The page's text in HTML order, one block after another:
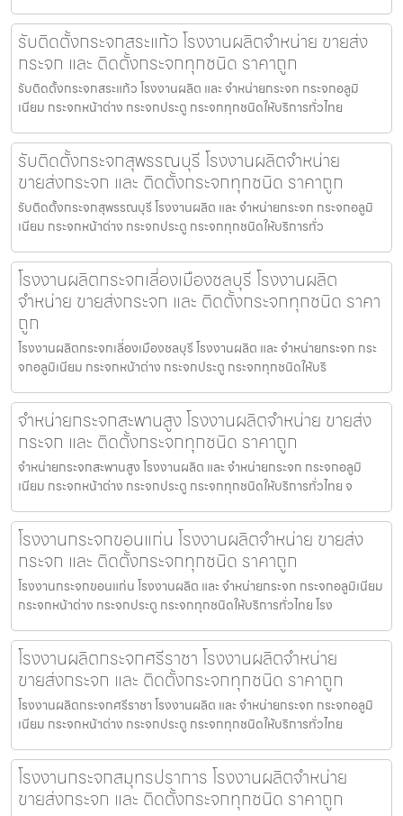
รับติดตั้งกระจกสระแก้ว โรงงานผลิตจำหน่าย ขายส่ง
กระจก และ ติดตั้งกระจกทุกชนิด ราคาถูก
รับติดตั้งกระจกสระแก้ว โรงงานผลิต และ จำหน่ายกระจก กระจกอลูมิ
เนียม กระจกหน้าต่าง กระจกประตู กระจกทุกชนิดให้บริการทั่วไทย
รับติดตั้งกระจกสุพรรณบุรี โรงงานผลิตจำหน่าย
ขายส่งกระจก และ ติดตั้งกระจกทุกชนิด ราคาถูก
รับติดตั้งกระจกสุพรรณบุรี โรงงานผลิต และ จำหน่ายกระจก กระจกอลูมิ
เนียม กระจกหน้าต่าง กระจกประตู กระจกทุกชนิดให้บริการทั่ว
โรงงานผลิตกระจกเลี่องเมืองชลบุรี โรงงานผลิต
จำหน่าย ขายส่งกระจก และ ติดตั้งกระจกทุกชนิด ราคา
ถูก
โรงงานผลิตกระจกเลี่องเมืองชลบุรี โรงงานผลิต และ จำหน่ายกระจก กระ
จกอลูมิเนียม กระจกหน้าต่าง กระจกประตู กระจกทุกชนิดให้บริ
จำหน่ายกระจกสะพานสูง โรงงานผลิตจำหน่าย ขายส่ง
กระจก และ ติดตั้งกระจกทุกชนิด ราคาถูก
จำหน่ายกระจกสะพานสูง โรงงานผลิต และ จำหน่ายกระจก กระจกอลูมิ
เนียม กระจกหน้าต่าง กระจกประตู กระจกทุกชนิดให้บริการทั่วไทย จ
โรงงานกระจกขอนแก่น โรงงานผลิตจำหน่าย ขายส่ง
กระจก และ ติดตั้งกระจกทุกชนิด ราคาถูก
โรงงานกระจกขอนแก่น โรงงานผลิต และ จำหน่ายกระจก กระจกอลูมิเนียม
กระจกหน้าต่าง กระจกประตู กระจกทุกชนิดให้บริการทั่วไทย โรง
โรงงานผลิตกระจกศรีราชา โรงงานผลิตจำหน่าย
ขายส่งกระจก และ ติดตั้งกระจกทุกชนิด ราคาถูก
โรงงานผลิตกระจกศรีราชา โรงงานผลิต และ จำหน่ายกระจก กระจกอลูมิ
เนียม กระจกหน้าต่าง กระจกประตู กระจกทุกชนิดให้บริการทั่วไทย
โรงงานกระจกสมุทรปราการ โรงงานผลิตจำหน่าย
ขายส่งกระจก และ ติดตั้งกระจกทุกชนิด ราคาถูก